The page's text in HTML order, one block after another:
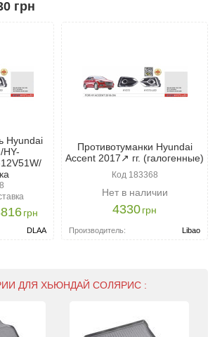
грн
Hyundai
HY-
грн
DLAA
Противотуманки Hyundai
Accent 2017↗ гг. (галогенные)
Код 183368
Нет в наличии
4330грн
Производитель: Libao
ДЛЯ ХЬЮНДАЙ СОЛЯРИС :